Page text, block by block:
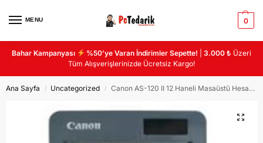
MENU 0
Bahar Kampanyası %50’ye Varan İndirimler Sepette! |3.000 ₺ Üzeri
Tüm Alışverişlerinizde Ücretsiz Kargo!
Ana Sayfa / Uncategorized / Canon AS-120 II 12 Haneli Masaüstü Hesap Makinası